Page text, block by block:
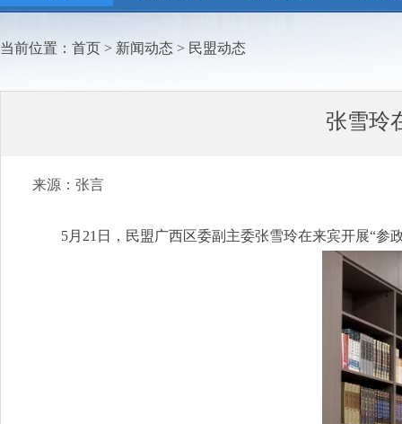
当前位置： 首页 > 新闻动态 > 民盟动态
张雪玲
来源：张言
5月21日，民盟广西区委副主委张雪玲在来宾开展“